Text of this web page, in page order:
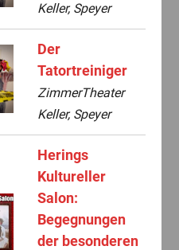
Keller, Speyer
Der
Tatortreiniger
ZimmerTheater
Keller, Speyer
Herings
Kultureller
Salon:
Begegnungen
der besonderen